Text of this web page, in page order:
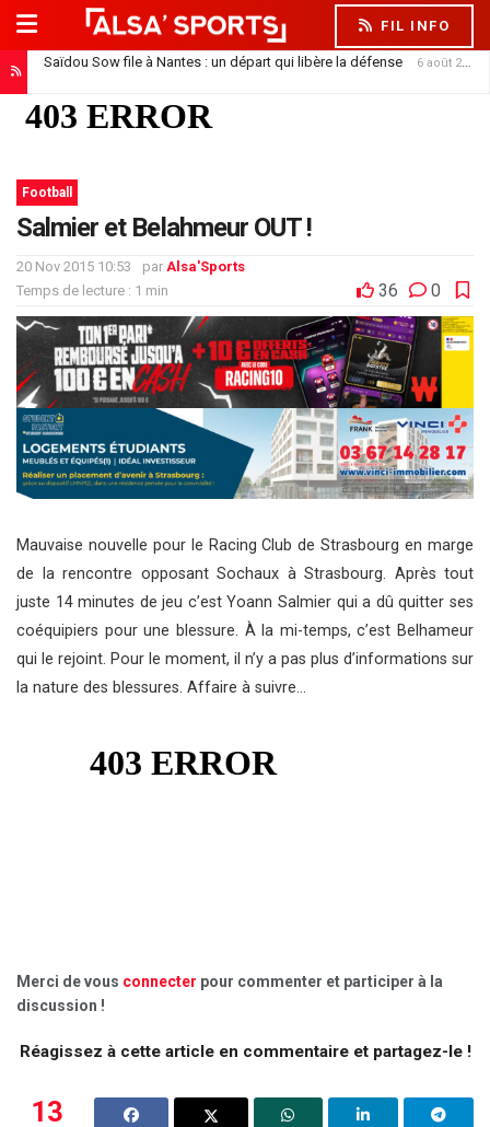
FIL INFO
Saïdou Sow file à Nantes : un départ qui libère la défense 6 août 2026
Football
Salmier et Belahmeur OUT !
20 Nov 2015 10:53 par Alsa'Sports
Temps de lecture : 1 min
36 0
Mauvaise nouvelle pour le Racing Club de Strasbourg en marge
de la rencontre opposant Sochaux à Strasbourg. Après tout
juste 14 minutes de jeu c’est Yoann Salmier qui a dû quitter ses
coéquipiers pour une blessure. À la mi-temps, c’est Belhameur
qui le rejoint. Pour le moment, il n’y a pas plus d’informations sur
la nature des blessures. Affaire à suivre…
Merci de vous connecter pour commenter et participer à la
discussion !
Réagissez à cette article en commentaire et partagez-le !
13